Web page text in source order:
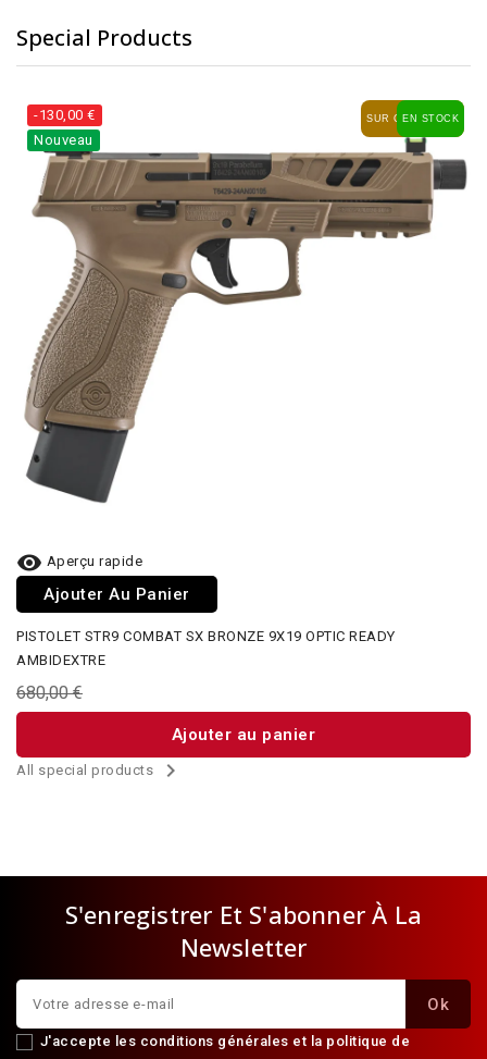
Special Products
SUR COMMANDE
EN STOCK
 Aperçu rapide
Ajouter Au Panier
-130,00 €
Nouveau
PISTOLET STR9 COMBAT SX BRONZE 9X19 OPTIC READY
AMBIDEXTRE
680,00 €
Ajouter au panier
All special products 
S'enregistrer Et S'abonner À La
Newsletter
J'accepte les conditions générales et la politique de